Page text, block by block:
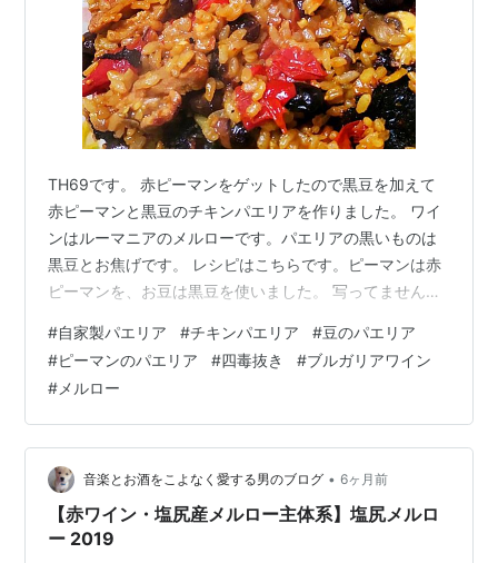
TH69です。 赤ピーマンをゲットしたので黒豆を加えて
赤ピーマンと黒豆のチキンパエリアを作りました。 ワイ
ンはルーマニアのメルローです。パエリアの黒いものは
黒豆とお焦げです。 レシピはこちらです。ピーマンは赤
ピーマンを、お豆は黒豆を使いました。 写ってませんが
いました。 いつもは12分煮込んで蓋を取ると水がほとん
どない状態なのですが、今回はまだグツグツ煮えている
状態でした。水を飛ばそうと火を強めたりしていたら、
底にはすでに結構強烈なお焦げができていたので驚きま
した。黒豆の煮汁を入れたのが効いたのかもしれませ
ん。でも、お焦げは苦味とか焦げ臭さは全…
#自家製パエリア #チキンパエリア #豆のパエリア
#ピーマンのパエリア #四毒抜き #ブルガリアワイン
# メルロー
音楽とお酒をこよなく愛する男のブログ • 6ヶ月前
【赤ワイン・塩尻産メルロー主体系】塩尻メルロ
ー 2019